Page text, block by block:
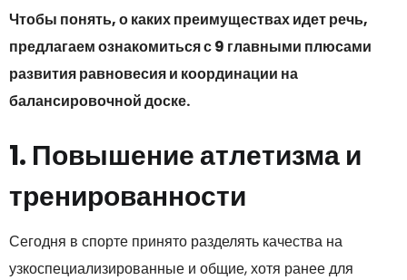
Чтобы понять, о каких преимуществах идет речь,
предлагаем ознакомиться с 9 главными плюсами
развития равновесия и координации на
балансировочной доске.
1. Повышение атлетизма и
тренированности
Сегодня в спорте принято разделять качества на
узкоспециализированные и общие, хотя ранее для